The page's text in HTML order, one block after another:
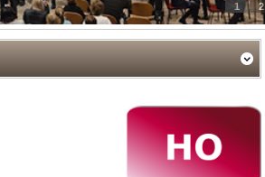
1 2